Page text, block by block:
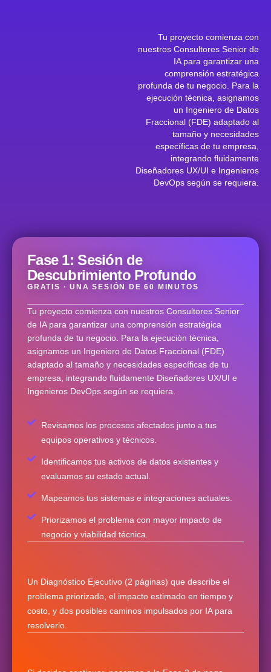
Tu proyecto comienza con
nuestros Consultores Senior de
IA para garantizar una
comprensión estratégica
profunda de tu negocio. Para la
ejecución técnica, asignamos
un Ingeniero de Datos
Fraccional (FDE) adaptado al
tamaño y necesidades
específicas de tu empresa,
integrando fluidamente
Diseñadores UX/UI e Ingenieros
DevOps según se requiera.
Fase 1: Sesión de
Descubrimiento Profundo
GRATIS · UNA SESIÓN DE 60 MINUTOS
Tu proyecto comienza con nuestros Consultores Senior
de IA para garantizar una comprensión estratégica
profunda de tu negocio. Para la ejecución técnica,
asignamos un Ingeniero de Datos Fraccional (FDE)
adaptado al tamaño y necesidades específicas de tu
empresa, integrando fluidamente Diseñadores UX/UI e
Ingenieros DevOps según se requiera.
Revisamos los procesos afectados junto a tus
equipos operativos y técnicos.
Identificamos tus activos de datos existentes y
evaluamos su estado actual.
Mapeamos tus sistemas e integraciones actuales.
Priorizamos el problema con mayor impacto de
negocio y viabilidad técnica.
Un Diagnóstico Ejecutivo (2 páginas) que describe el
problema priorizado, el impacto estimado en tiempo y
costo, y dos posibles caminos impulsados por IA para
resolverlo.